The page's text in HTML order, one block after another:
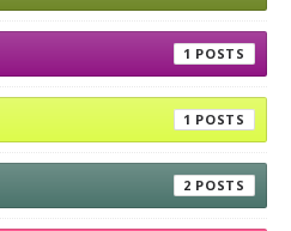
1
1
2